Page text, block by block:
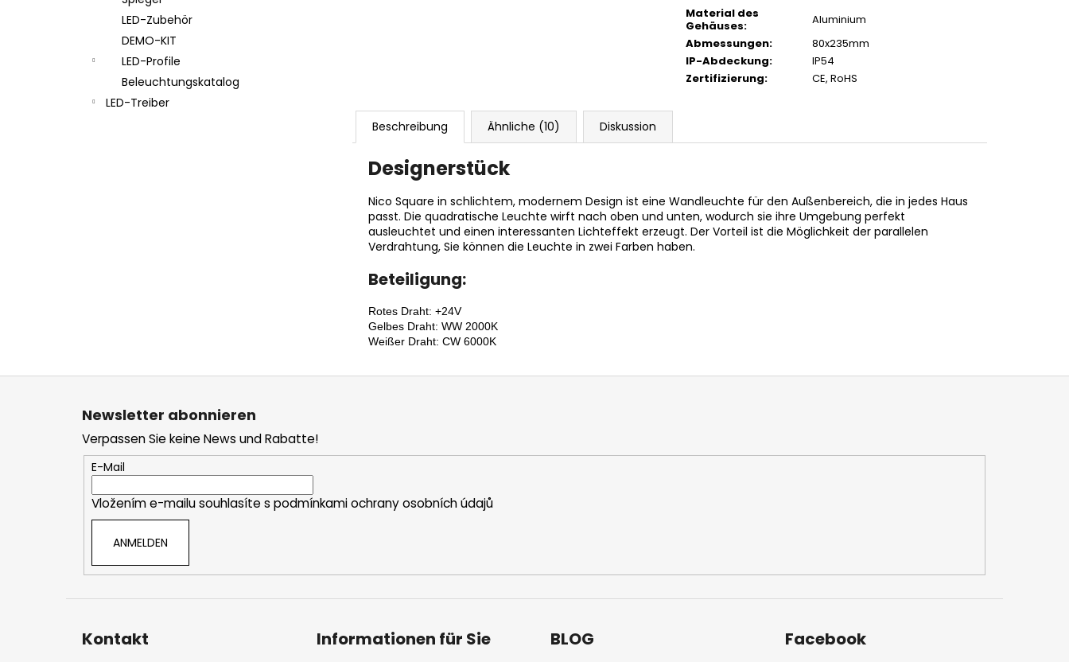
LED-Zubehör
DEMO-KIT
LED-Profile
Beleuchtungskatalog
LED-Treiber
Material des
Gehäuses:
Aluminium
Abmessungen:
80x235mm
IP-Abdeckung:
IP54
Zertifizierung: CE, RoHS
Beschreibung Ähnliche (10) Diskussion
Designerstück
Nico Square in schlichtem, modernem Design ist eine Wandleuchte für den Außenbereich, die in jedes Haus
passt. Die quadratische Leuchte wirft nach oben und unten, wodurch sie ihre Umgebung perfekt
ausleuchtet und einen interessanten Lichteffekt erzeugt. Der Vorteil ist die Möglichkeit der parallelen
Verdrahtung, Sie können die Leuchte in zwei Farben haben.
Beteiligung:
Rotes Draht: +24V
Gelbes Draht: WW 2000K
Weißer Draht: CW 6000K
Newsletter abonnieren
Verpassen Sie keine News und Rabatte!
E-Mail
Vložením e-mailu souhlasíte s podmínkami ochrany osobních údajů
ANMELDEN
Kontakt Informationen für Sie BLOG Facebook